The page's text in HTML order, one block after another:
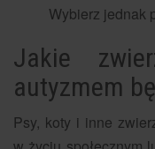
Wybierz jednak
Jakie
autyzmem
Psy, koty i inne